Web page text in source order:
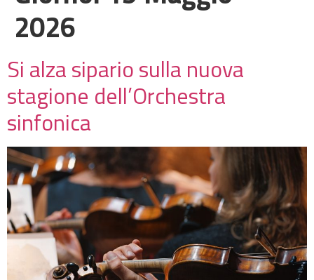
2026
Si alza sipario sulla nuova
stagione dell’Orchestra
sinfonica